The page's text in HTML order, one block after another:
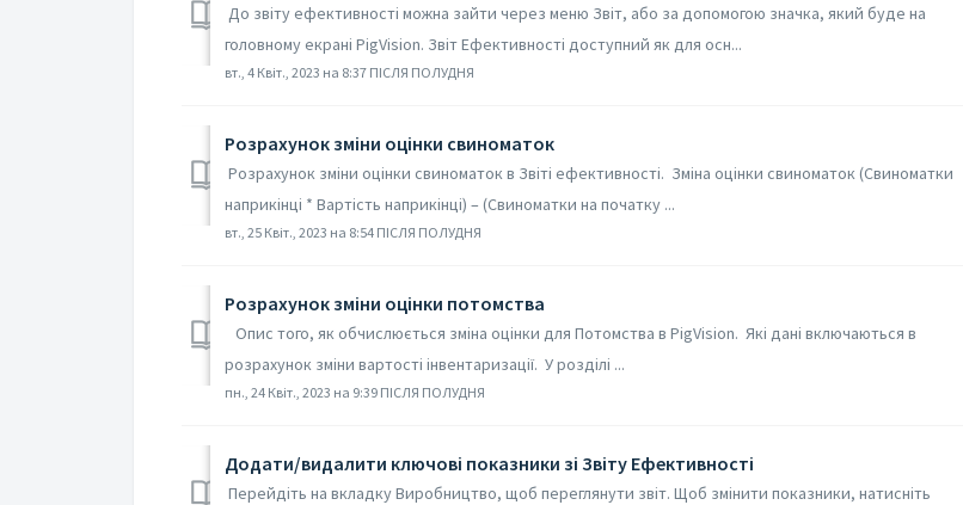
До звіту ефективності можна зайти через меню Звіт, або за допомогою значка, який буде на
головному екрані PigVision. Звіт Ефективності доступний як для осн...
вт., 4 Квіт., 2023 на 8:37 ПІСЛЯ ПОЛУДНЯ
Розрахунок зміни оцінки свиноматок
Розрахунок зміни оцінки свиноматок в Звіті ефективності. Зміна оцінки свиноматок (Свиноматки
наприкінці * Вартість наприкінці) – (Свиноматки на початку ...
вт., 25 Квіт., 2023 на 8:54 ПІСЛЯ ПОЛУДНЯ
Розрахунок зміни оцінки потомства
Опис того, як обчислюється зміна оцінки для Потомства в PigVision. Які дані включаються в
розрахунок зміни вартості інвентаризації. У розділі ...
пн., 24 Квіт., 2023 на 9:39 ПІСЛЯ ПОЛУДНЯ
Додати/видалити ключові показники зі Звіту Ефективності
Перейдіть на вкладку Виробництво, щоб переглянути звіт. Щоб змінити показники, натисніть